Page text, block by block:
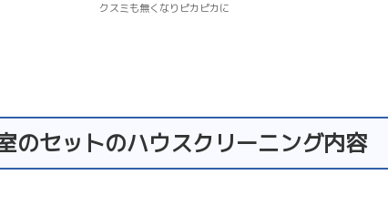
クスミも無くなりピカピカに
のセットのハウスクリーニング内容